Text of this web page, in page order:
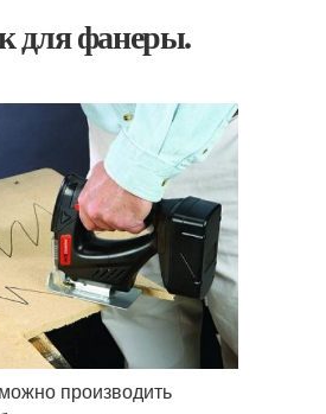
для фанеры.
производить